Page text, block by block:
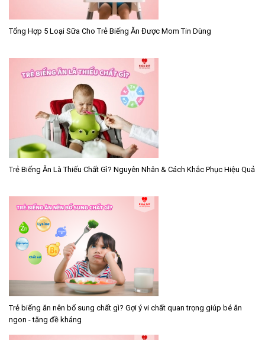
Tổng Hợp 5 Loại Sữa Cho Trẻ Biếng Ăn Được Mom Tin Dùng
Trẻ Biếng Ăn Là Thiếu Chất Gì? Nguyên Nhân & Cách Khắc Phục Hiệu Quả
Trẻ biếng ăn nên bổ sung chất gì? Gợi ý vi chất quan trọng giúp bé ăn
ngon - tăng đề kháng